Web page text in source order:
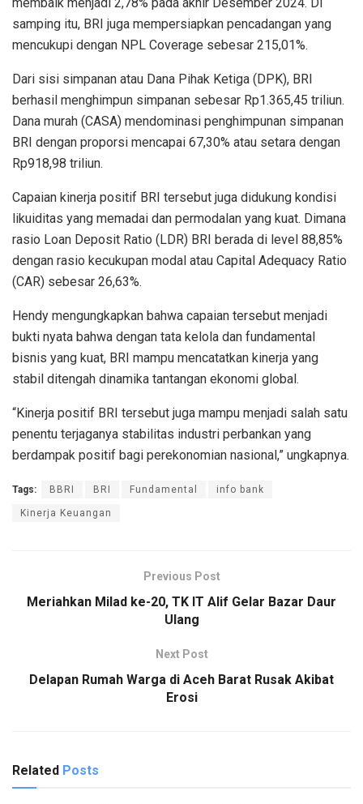
samping itu, BRI juga mempersiapkan pencadangan yang
mencukupi dengan NPL Coverage sebesar 215,01%.
Dari sisi simpanan atau Dana Pihak Ketiga (DPK), BRI
berhasil menghimpun simpanan sebesar Rp1.365,45 triliun.
Dana murah (CASA) mendominasi penghimpunan simpanan
BRI dengan proporsi mencapai 67,30% atau setara dengan
Rp918,98 triliun.
Capaian kinerja positif BRI tersebut juga didukung kondisi
likuiditas yang memadai dan permodalan yang kuat. Dimana
rasio Loan Deposit Ratio (LDR) BRI berada di level 88,85%
dengan rasio kecukupan modal atau Capital Adequacy Ratio
(CAR) sebesar 26,63%.
Hendy mengungkapkan bahwa capaian tersebut menjadi
bukti nyata bahwa dengan tata kelola dan fundamental
bisnis yang kuat, BRI mampu mencatatkan kinerja yang
stabil ditengah dinamika tantangan ekonomi global.
“Kinerja positif BRI tersebut juga mampu menjadi salah satu
penentu terjaganya stabilitas industri perbankan yang
berdampak positif bagi perekonomian nasional,” ungkapnya.
Tags: BBRI BRI Fundamental info bank
Kinerja Keuangan
Previous Post
Meriahkan Milad ke-20, TK IT Alif Gelar Bazar Daur
Ulang
Next Post
Delapan Rumah Warga di Aceh Barat Rusak Akibat
Erosi
Related Posts